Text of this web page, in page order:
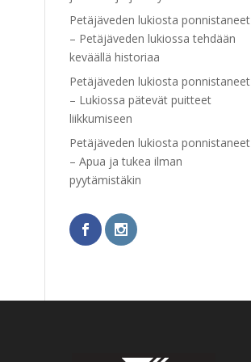
Petäjäveden lukiosta ponnistaneet
– Petäjäveden lukiossa tehdään
keväällä historiaa
Petäjäveden lukiosta ponnistaneet
– Lukiossa pätevät puitteet
liikkumiseen
Petäjäveden lukiosta ponnistaneet
– Apua ja tukea ilman
pyytämistäkin